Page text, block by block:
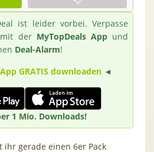
ist leider vorbei. Verpasse
der MyTopDeals Appund
Deal-Alarm!
GRATIS downloaden ◄
1 Mio. Downloads!
ihr gerade einen 6er Pack